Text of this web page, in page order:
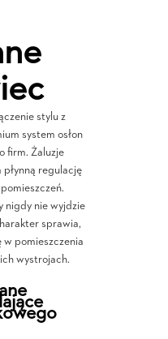
stylu z
system osłon
firm. Żaluzje
regulację
nigdy nie wyjdzie
sprawia,
w pomieszczenia
wystrojach.